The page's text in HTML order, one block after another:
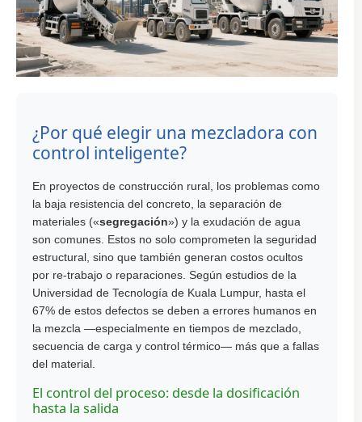
¿Por qué elegir una mezcladora con
control inteligente?
En proyectos de construcción rural, los problemas como
la baja resistencia del concreto, la separación de
materiales («segregación») y la exudación de agua
son comunes. Estos no solo comprometen la seguridad
estructural, sino que también generan costos ocultos
por re-trabajo o reparaciones. Según estudios de la
Universidad de Tecnología de Kuala Lumpur, hasta el
67% de estos defectos se deben a errores humanos en
la mezcla —especialmente en tiempos de mezclado,
secuencia de carga y control térmico— más que a fallas
del material.
El control del proceso: desde la dosificación
hasta la salida